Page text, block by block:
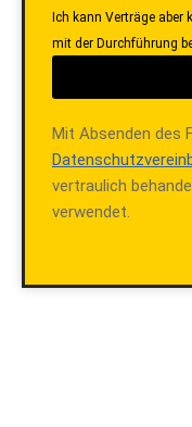
Ich kann Verträge aber
mit der Durchführung
Mit Absenden des
vertraulich
verwendet.